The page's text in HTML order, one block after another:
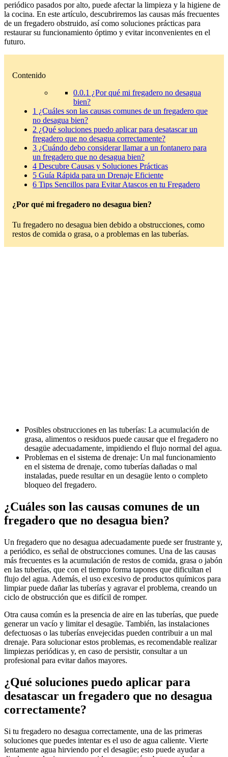
periódico pasados por alto, puede afectar la limpieza y la higiene de
la cocina. En este artículo, descubriremos las causas más frecuentes
de un fregadero obstruido, así como soluciones prácticas para
restaurar su funcionamiento óptimo y evitar inconvenientes en el
futuro.
Contenido
0.0.1 ¿Por qué mi fregadero no desagua
bien?
1 ¿Cuáles son las causas comunes de un fregadero que
no desagua bien?
2 ¿Qué soluciones puedo aplicar para desatascar un
fregadero que no desagua correctamente?
3 ¿Cuándo debo considerar llamar a un fontanero para
un fregadero que no desagua bien?
4 Descubre Causas y Soluciones Prácticas
5 Guía Rápida para un Drenaje Eficiente
6 Tips Sencillos para Evitar Atascos en tu Fregadero
¿Por qué mi fregadero no desagua bien?
Tu fregadero no desagua bien debido a obstrucciones, como
restos de comida o grasa, o a problemas en las tuberías.
Posibles obstrucciones en las tuberías: La acumulación de
grasa, alimentos o residuos puede causar que el fregadero no
desagüe adecuadamente, impidiendo el flujo normal del agua.
Problemas en el sistema de drenaje: Un mal funcionamiento
en el sistema de drenaje, como tuberías dañadas o mal
instaladas, puede resultar en un desagüe lento o completo
bloqueo del fregadero.
¿Cuáles son las causas comunes de un
fregadero que no desagua bien?
Un fregadero que no desagua adecuadamente puede ser frustrante y,
a periódico, es señal de obstrucciones comunes. Una de las causas
más frecuentes es la acumulación de restos de comida, grasa o jabón
en las tuberías, que con el tiempo forma tapones que dificultan el
flujo del agua. Además, el uso excesivo de productos químicos para
limpiar puede dañar las tuberías y agravar el problema, creando un
ciclo de obstrucción que es difícil de romper.
Otra causa común es la presencia de aire en las tuberías, que puede
generar un vacío y limitar el desagüe. También, las instalaciones
defectuosas o las tuberías envejecidas pueden contribuir a un mal
drenaje. Para solucionar estos problemas, es recomendable realizar
limpiezas periódicas y, en caso de persistir, consultar a un
profesional para evitar daños mayores.
¿Qué soluciones puedo aplicar para
desatascar un fregadero que no desagua
correctamente?
Si tu fregadero no desagua correctamente, una de las primeras
soluciones que puedes intentar es el uso de agua caliente. Vierte
lentamente agua hirviendo por el desagüe; esto puede ayudar a